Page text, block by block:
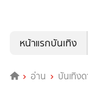
หน้าแรกบันเทิง
อ่าน บันเทิงด
“Wonderfulday